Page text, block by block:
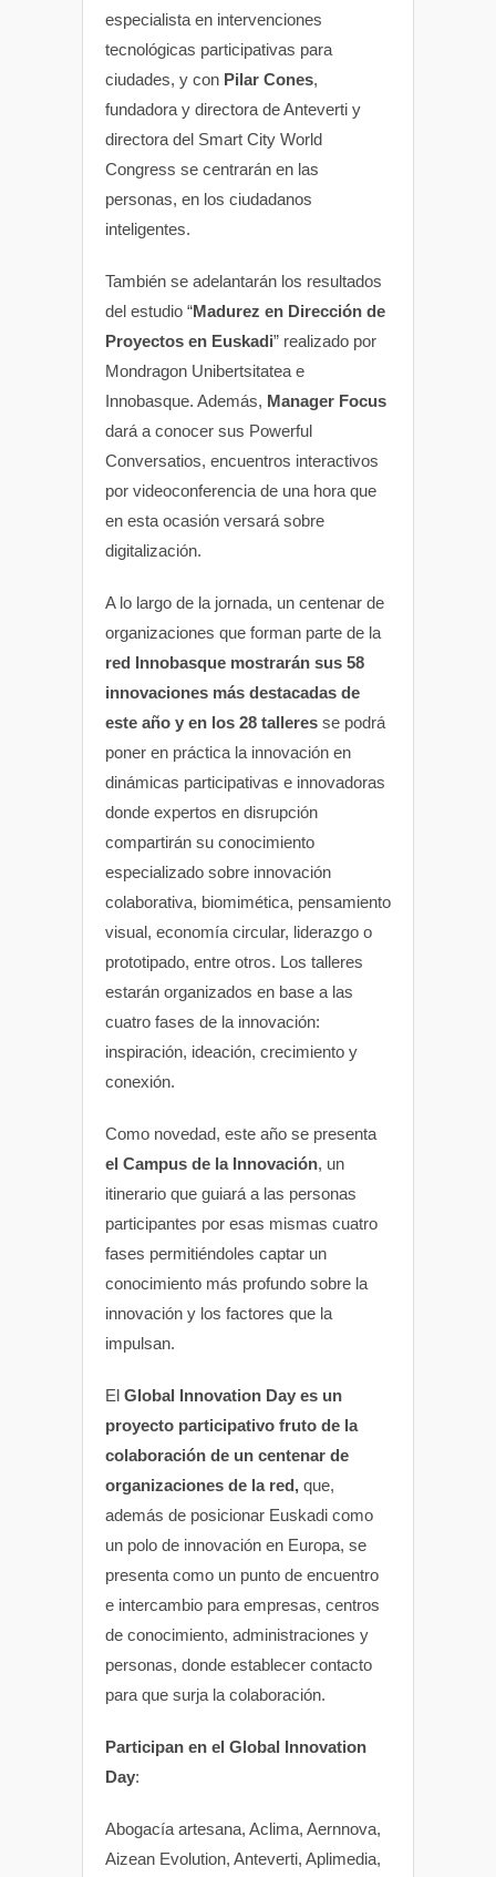
especialista en intervenciones
tecnológicas participativas para
ciudades, y con Pilar Cones,
fundadora y directora de Anteverti y
directora del Smart City World
Congress se centrarán en las
personas, en los ciudadanos
inteligentes.
También se adelantarán los resultados
del estudio “Madurez en Dirección de
Proyectos en Euskadi” realizado por
Mondragon Unibertsitatea e
Innobasque. Además, Manager Focus
dará a conocer sus Powerful
Conversatios, encuentros interactivos
por videoconferencia de una hora que
en esta ocasión versará sobre
digitalización.
A lo largo de la jornada, un centenar de
organizaciones que forman parte de la
red Innobasque mostrarán sus 58
innovaciones más destacadas de
este año y en los 28 talleres se podrá
poner en práctica la innovación en
dinámicas participativas e innovadoras
donde expertos en disrupción
compartirán su conocimiento
especializado sobre innovación
colaborativa, biomimética, pensamiento
visual, economía circular, liderazgo o
prototipado, entre otros. Los talleres
estarán organizados en base a las
cuatro fases de la innovación:
inspiración, ideación, crecimiento y
conexión.
Como novedad, este año se presenta
el Campus de la Innovación, un
itinerario que guiará a las personas
participantes por esas mismas cuatro
fases permitiéndoles captar un
conocimiento más profundo sobre la
innovación y los factores que la
impulsan.
El Global Innovation Day es un
proyecto participativo fruto de la
colaboración de un centenar de
organizaciones de la red, que,
además de posicionar Euskadi como
un polo de innovación en Europa, se
presenta como un punto de encuentro
e intercambio para empresas, centros
de conocimiento, administraciones y
personas, donde establecer contacto
para que surja la colaboración.
Participan en el Global Innovation
Day:
Abogacía artesana, Aclima, Aernnova,
Aizean Evolution, Anteverti, Aplimedia,